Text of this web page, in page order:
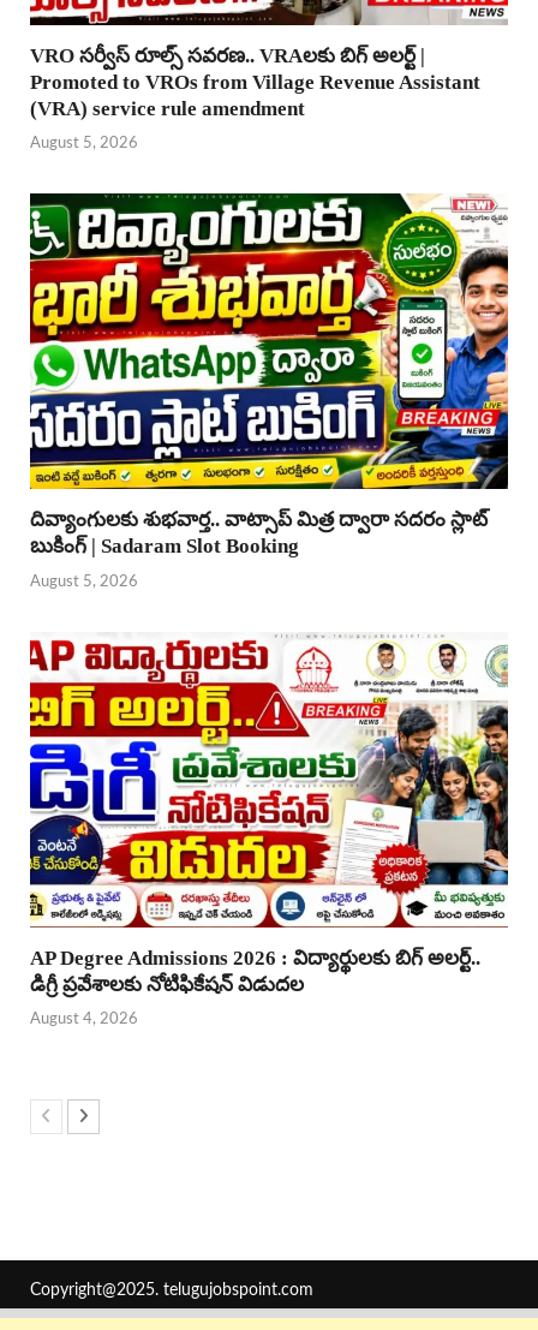
VRO సర్వీస్ రూల్స్ సవరణ.. VRAలకు బిగ్ అలర్ట్ |
Promoted to VROs from Village Revenue Assistant
(VRA) service rule amendment
August 5, 2026
దివ్యాంగులకు శుభవార్త.. వాట్సాప్ మిత్ర ద్వారా సదరం స్లాట్
బుకింగ్ | Sadaram Slot Booking
August 5, 2026
AP Degree Admissions 2026 : విద్యార్థులకు బిగ్ అలర్ట్..
డిగ్రీ ప్రవేశాలకు నోటిఫికేషన్ విడుదల
August 4, 2026
Copyright@2025. telugujobspoint.com